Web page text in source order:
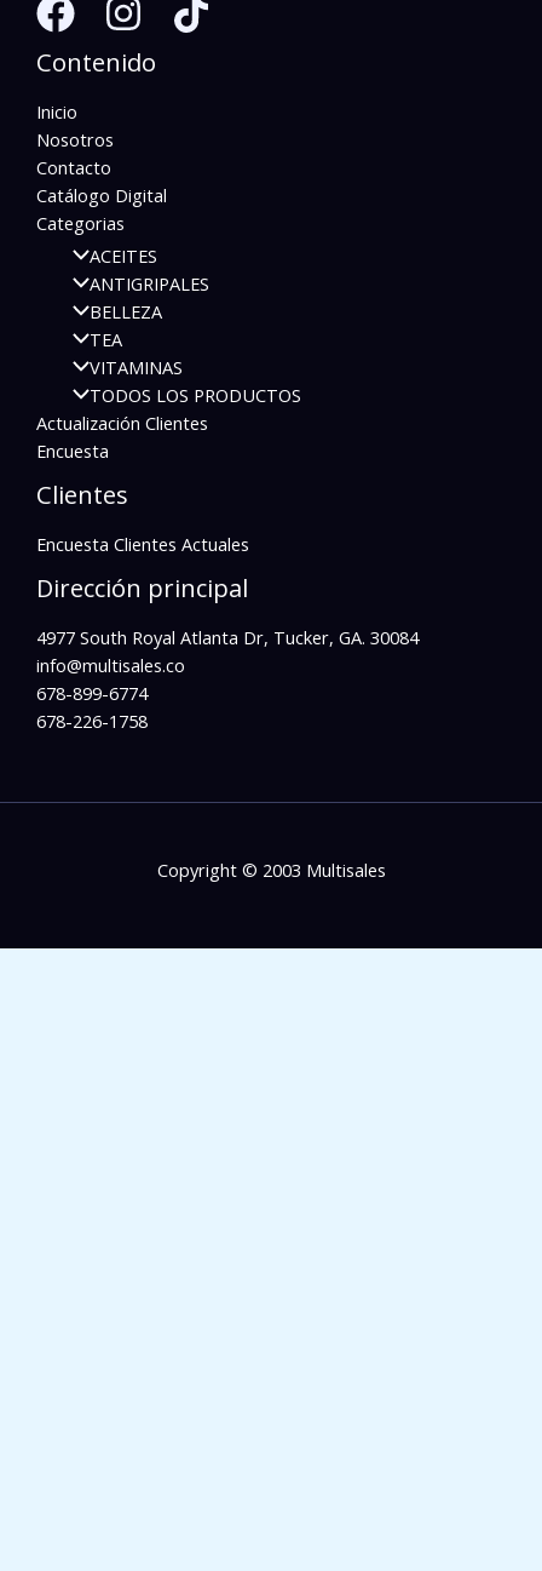
Contenido
Inicio
Nosotros
Contacto
Catálogo Digital
Categorias
ACEITES
ANTIGRIPALES
BELLEZA
TEA
VITAMINAS
TODOS LOS PRODUCTOS
Actualización Clientes
Encuesta
Clientes
Encuesta Clientes Actuales
Dirección principal
4977 South Royal Atlanta Dr, Tucker, GA. 30084
info@multisales.co​
678-899-6774
678-226-1758
Copyright © 2003 Multisales